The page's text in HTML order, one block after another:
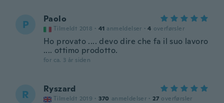
P Paolo
Tilmeldt 2018 · 41 anmeldelser · 4 overførsler
Ho provato .... devo dire che fa il suo lavoro
.... ottimo prodotto.
for ca. 3 år siden
R Ryszard
Tilmeldt 2019 · 370 anmeldelser · 27 overførsler